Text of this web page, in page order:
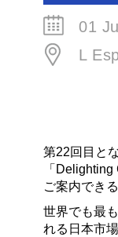
01
L
第22回目と
「
ご案内でき
世界でも最
れる日本市